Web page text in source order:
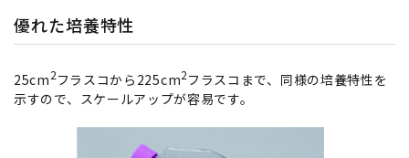
優れた培養特性
25cm2フラスコから225cm2フラスコまで、同様の培養特性を
示すので、スケールアップが容易です。